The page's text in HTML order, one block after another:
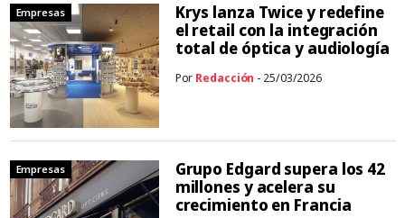
Empresas
Krys lanza Twice y redefine
el retail con la integración
total de óptica y audiología
Por Redacción - 25/03/2026
Empresas
Grupo Edgard supera los 42
millones y acelera su
crecimiento en Francia